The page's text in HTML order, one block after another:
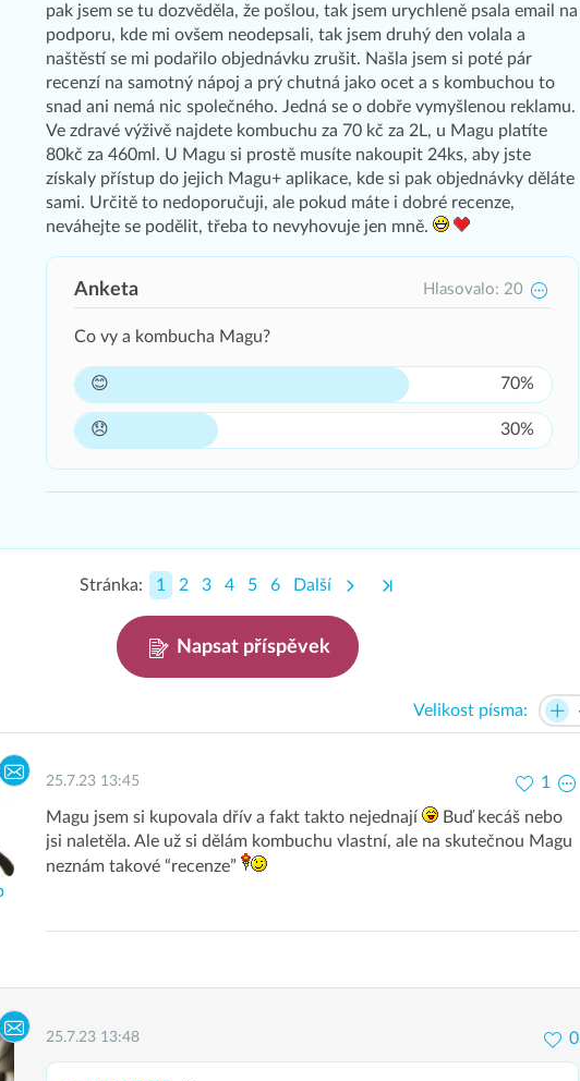
pak jsem se tu dozvěděla, že pošlou, tak jsem urychleně psala email na
podporu, kde mi ovšem neodepsali, tak jsem druhý den volala a
naštěstí se mi podařilo objednávku zrušit. Našla jsem si poté pár
recenzí na samotný nápoj a prý chutná jako ocet a s kombuchou to
snad ani nemá nic společného. Jedná se o dobře vymyšlenou reklamu.
Ve zdravé výživě najdete kombuchu za 70 kč za 2L, u Magu platíte
80kč za 460ml. U Magu si prostě musíte nakoupit 24ks, aby jste
získaly přístup do jejich Magu+ aplikace, kde si pak objednávky děláte
sami. Určitě to nedoporučuji, ale pokud máte i dobré recenze,
neváhejte se podělit, třeba to nevyhovuje jen mně.
Anketa Hlasovalo: 20
Co vy a kombucha Magu?
😊 70%
😞 30%
Stránka: 1 2 3 4 5 6 Další
Napsat příspěvek
Velikost písma:
25.7.23 13:45
1
Magu jsem si kupovala dřív a fakt takto nejednají
Buď kecáš nebo
jsi naletěla. Ale už si dělám kombuchu vlastní, ale na skutečnou Magu
neznám takové “recenze”
25.7.23 13:48 0